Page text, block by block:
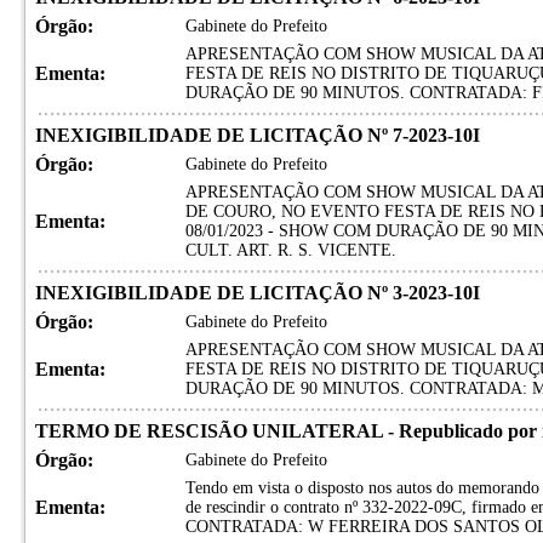
Órgão:
Gabinete do Prefeito
Ementa:
APRESENTAÇÃO COM SHOW MUSICAL DA
FESTA DE REIS NO DISTRITO DE
DURAÇÃO DE 90 MINUTOS. CONTRATADA:
INEXIGIBILIDADE DE LICITAÇÃO Nº 7-2023-10I
Órgão:
Gabinete do Prefeito
Ementa:
APRESENTAÇÃO COM SHOW MUSICAL DA
DE COURO, NO EVENTO FESTA DE REIS
08/01/2023 - SHOW COM DURAÇÃO DE 90
CULT. ART. R. S. VICENTE.
INEXIGIBILIDADE DE LICITAÇÃO Nº 3-2023-10I
Órgão:
Gabinete do Prefeito
Ementa:
APRESENTAÇÃO COM SHOW MUSICAL DA
FESTA DE REIS NO DISTRITO DE
DURAÇÃO DE 90 MINUTOS. CONTRATADA:
TERMO DE RESCISÃO UNILATERAL - Republicado por
Órgão:
Gabinete do Prefeito
Ementa:
Tendo em vista o disposto nos autos do
de rescindir o contrato nº 332-2022-09C, firmado
CONTRATADA: W FERREIRA DOS SANTOS